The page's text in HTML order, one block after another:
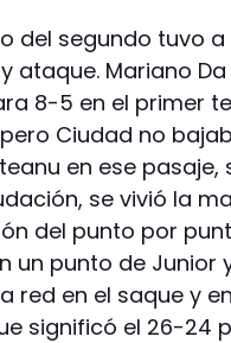
del segundo tuvo
ataque. Mariano
8-5 en el primer
Ciudad no
en ese
se vivió la
del punto por
un punto de Junior
red en el saque y
significó el 26-24